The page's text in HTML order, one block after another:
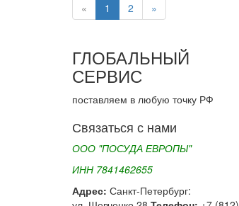
« 1 2 »
ГЛОБАЛЬНЫЙ
СЕРВИС
поставляем в любую точку РФ
Связаться с нами
ООО "ПОСУДА ЕВРОПЫ"
ИНН 7841462655
Адрес: Санкт-Петербург: